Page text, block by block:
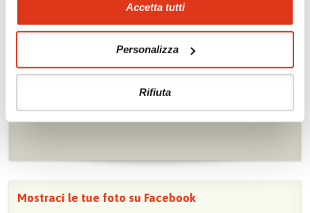
Accetta tutti
Personalizza
Rifiuta
Tour correlati
Possibilità di abbinare il Vietnam a tour in
con possibilità di stop aSingapore, aHong Kong, aBangkok.
Mostraci le tue foto su Facebook